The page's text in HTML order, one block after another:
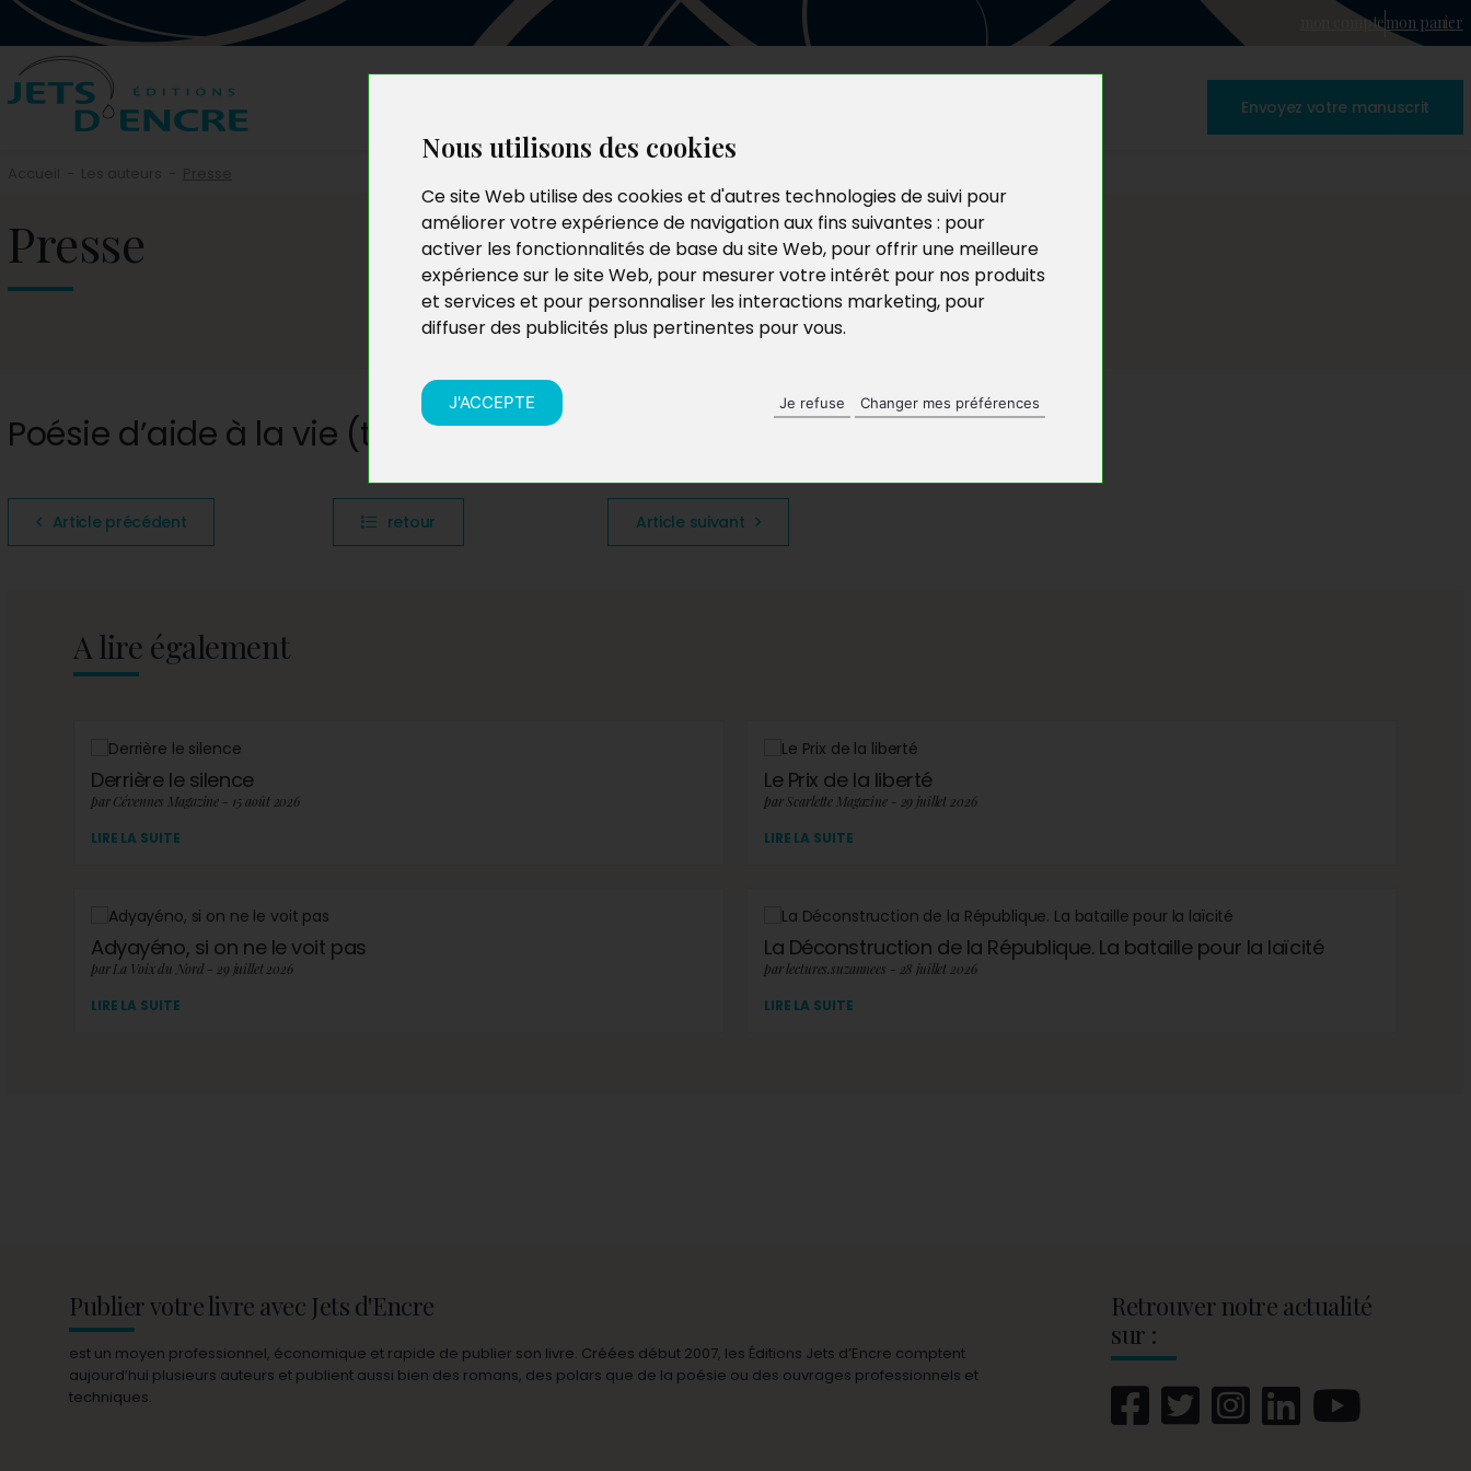
Nous utilisons des cookies
Ce site Web utilise des cookies et d'autres technologies de suivi pour
améliorer votre expérience de navigation aux fins suivantes : pour
activer les fonctionnalités de base du site Web, pour offrir une meilleure
expérience sur le site Web, pour mesurer votre intérêt pour nos produits
et services et pour personnaliser les interactions marketing, pour
diffuser des publicités plus pertinentes pour vous.
J'ACCEPTE Je refuse Changer mes préférences
mon comptemon panier
Envoyez votre manuscrit
Presse
Poésie d’aide à la vie (t. 1)
Article précédent retour Article suivant
A lire également
Derrière le silence
par Cévennes Magazine - 15 août 2026
LIRE LA SUITE
Le Prix de la liberté
par Scarlette Magazine - 29 juillet 2026
LIRE LA SUITE
Adyayéno, si on ne le voit pas
par La Voix du Nord - 29 juillet 2026
LIRE LA SUITE
La Déconstruction de la République. La bataille pour la laïcité
par lectures.suzannees - 28 juillet 2026
LIRE LA SUITE
Publier votre livre avec Jets d'Encre
est un moyen professionnel, économique et rapide de publier son livre. Créées début 2007, les Éditions Jets d’Encre comptent
aujourd’hui plusieurs auteurs et publient aussi bien des romans, des polars que de la poésie ou des ouvrages professionnels et
techniques.
Retrouver notre actualité
sur :